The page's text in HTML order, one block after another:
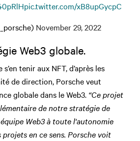
pic.twitter.com/xB8upGycpC
November 29, 2022
Web3 globale.
tenir aux NFT, d’après les
de direction, Porsche veut
globale dans le Web3. “Ce projet
de notre stratégie de
Web3 à toute l'autonomie
en ce sens. Porsche voit